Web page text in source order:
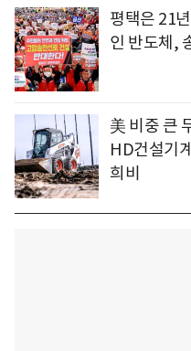
평택은 21
인 반도체,
美 비중 큰
HD건설기
희비